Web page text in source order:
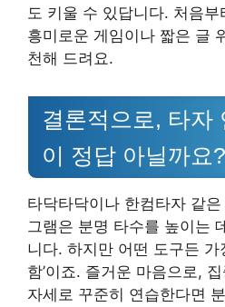
도 키울 수 있답니다. 처음
흥미로운 게임이나 짧은 글
천해 드려요.
결론적으로, 타자
이 정답 아닐까요?
타닥타닥이나 한컴타자 같
그램은 분명 타수를 높이는
니다. 하지만 어떤 도구든 가
함’이죠. 즐거운 마음으로,
자세로 꾸준히 연습한다면